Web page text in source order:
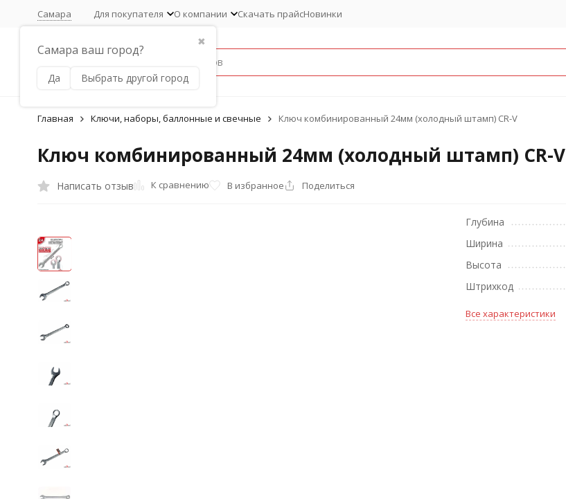
Самара
✖
Самара ваш город?
Да Выбрать другой город
Для покупателя О компании Скачать прайсНовинки
Главная Ключи, наборы, баллонные и свечные Ключ комбинированный 24мм (холодный штамп) CR-V
Ключ комбинированный 24мм (холодный штамп) CR-V
Написать отзыв К сравнению В избранное Поделиться
Глубина
Ширина
Высота
Штрихкод
Все характеристики